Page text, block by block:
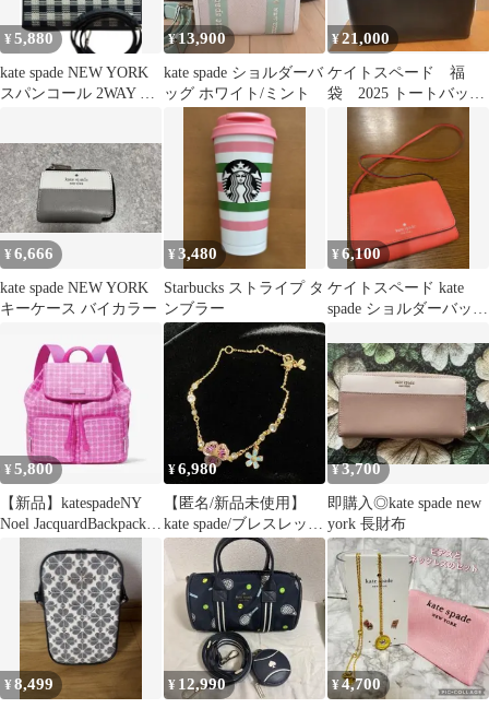
¥5,880
kate spade NEW YORK
スパンコール 2WAY シ
¥13,900
kate spade ショルダーバ
ッグ ホワイト/ミント
¥21,000
ケイトスペード 福
袋 2025 トートバッ
グ 新品未使用
¥6,666
kate spade NEW YORK
キーケース バイカラー
¥3,480
Starbucks ストライプ タ
ンブラー
¥6,100
ケイトスペード kate
spade ショルダーバッグ
¥5,800
【新品】katespadeNY
Noel JacquardBackpackピ
¥6,980
【匿名/新品未使用】
kate spade/ブレスレッ
ト/花/フラワー/ジルコ
¥3,700
即購入◎kate spade new
york 長財布
¥8,499 ¥ 12,990 ¥4,700